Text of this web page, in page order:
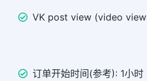
VK post view (video
订单开始时间(参考): 1小时